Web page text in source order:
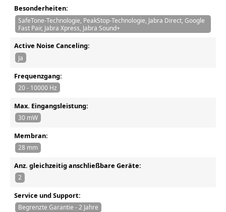
Besonderheiten:
SafeTone-Technologie, PeakStop-Technologie, Jabra Direct, Google
Fast Pair, Jabra Xpress, Jabra Sound+
Active Noise Canceling:
Ja
Frequenzgang:
20 - 10000 Hz
Max. Eingangsleistung:
30 mW
Membran:
28 mm
Anz. gleichzeitig anschließbare Geräte:
2
Service und Support:
Begrenzte Garantie - 2 Jahre